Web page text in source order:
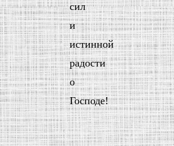
сил
и
истинной
радости
о
Господе!